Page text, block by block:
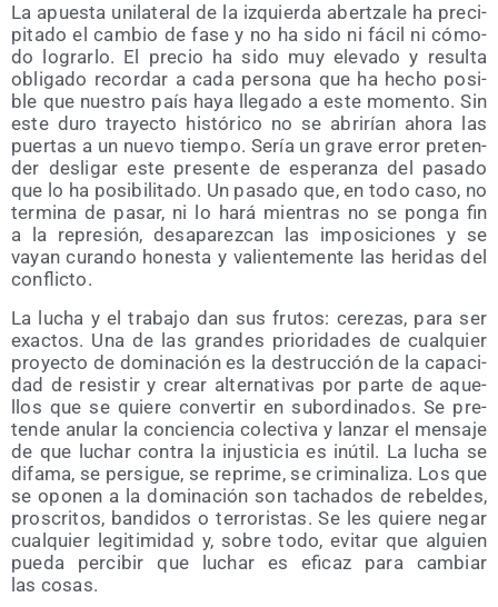
La apues­ta uni­la­te­ral de la izquier­da aber­tza­le ha pre­ci­
pi­ta­do el cam­bio de fase y no ha sido ni fácil ni cómo­
do lograr­lo. El pre­cio ha sido muy ele­va­do y resul­ta
obli­ga­do recor­dar a cada per­so­na que ha hecho posi­
ble que nues­tro país haya lle­ga­do a este momen­to. Sin
este duro tra­yec­to his­tó­ri­co no se abri­rían aho­ra las
puer­tas a un nue­vo tiem­po. Sería un gra­ve error pre­ten­
der des­li­gar este pre­sen­te de espe­ran­za del pasa­do
que lo ha posi­bi­li­ta­do. Un pasa­do que, en todo caso, no
ter­mi­na de pasar, ni lo hará mien­tras no se pon­ga fin
a la repre­sión, des­apa­rez­can las impo­si­cio­nes y se
vayan curan­do hones­ta y valien­te­men­te las heri­das del
conflicto.
La lucha y el tra­ba­jo dan sus fru­tos: cere­zas, para ser
exac­tos. Una de las gran­des prio­ri­da­des de cual­quier
pro­yec­to de domi­na­ción es la des­truc­ción de la capa­ci­
dad de resis­tir y crear alter­na­ti­vas por par­te de aque­
llos que se quie­re con­ver­tir en subor­di­na­dos. Se pre­
ten­de anu­lar la con­cien­cia colec­ti­va y lan­zar el men­sa­je
de que luchar con­tra la injus­ti­cia es inú­til. La lucha se
difa­ma, se per­si­gue, se repri­me, se cri­mi­na­li­za. Los que
se opo­nen a la domi­na­ción son tacha­dos de rebel­des,
pros­cri­tos, ban­di­dos o terro­ris­tas. Se les quie­re negar
cual­quier legi­ti­mi­dad y, sobre todo, evi­tar que alguien
pue­da per­ci­bir que luchar es efi­caz para cam­biar
las cosas.